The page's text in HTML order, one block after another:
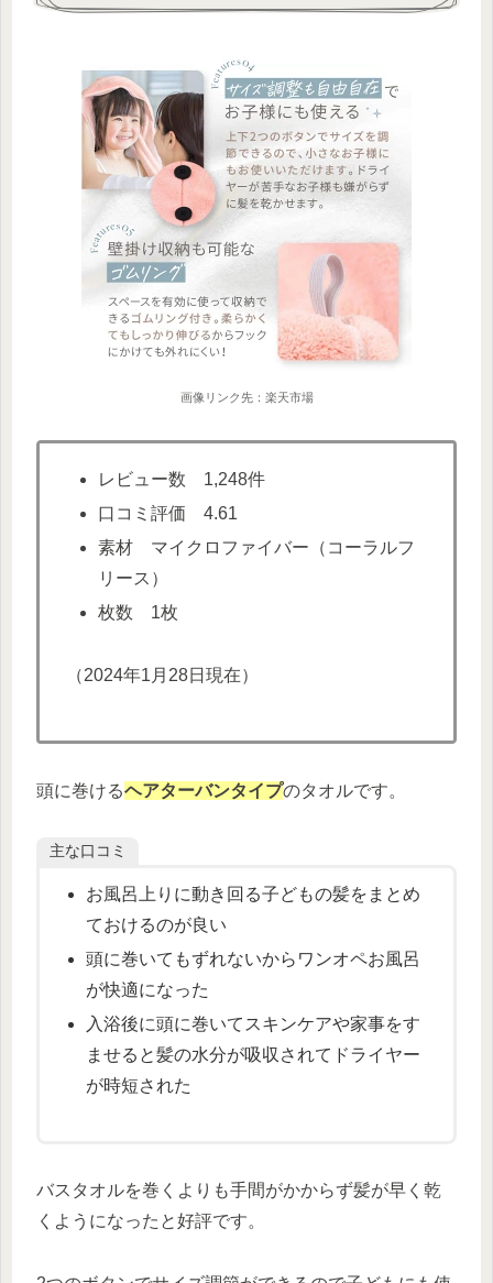
画像リンク先：楽天市場
レビュー数 1,248件
口コミ評価 4.61
素材 マイクロファイバー（コーラルフ
リース）
枚数 1枚
（2024年1月28日現在）
頭に巻けるヘアターバンタイプのタオルです。
主な口コミ
お風呂上りに動き回る子どもの髪をまとめ
ておけるのが良い
頭に巻いてもずれないからワンオペお風呂
が快適になった
入浴後に頭に巻いてスキンケアや家事をす
ませると髪の水分が吸収されてドライヤー
が時短された
バスタオルを巻くよりも手間がかからず髪が早く乾
くようになったと好評です。